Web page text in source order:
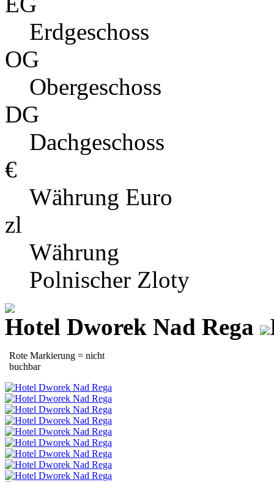
Erdgeschoss
OG
Obergeschoss
DG
Dachgeschoss
€
Währung Euro
zl
Währung
Polnischer Zloty
Hotel Dworek Nad Rega
Rote Markierung = nicht
buchbar